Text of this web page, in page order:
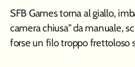
SFB Games torna al giallo,
camera chiusa" da manuale,
forse un filo troppo frettoloso